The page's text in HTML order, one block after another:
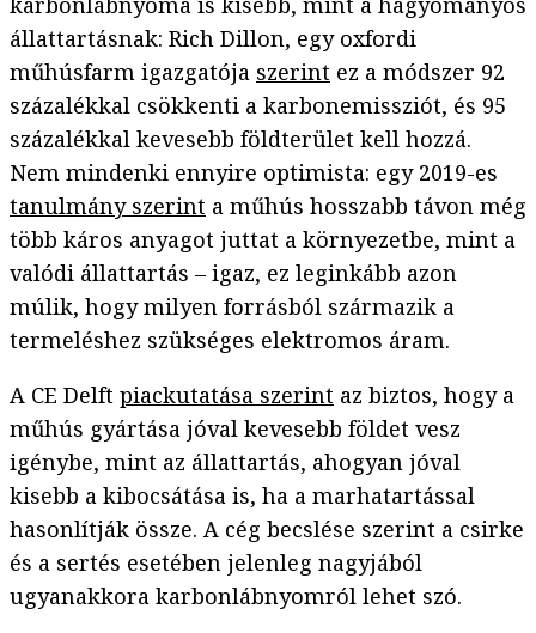
állattartásnak: Rich Dillon, egy oxfordi
műhúsfarm igazgatója szerint ez a módszer 92
százalékkal csökkenti a karbonemissziót, és 95
százalékkal kevesebb földterület kell hozzá.
Nem mindenki ennyire optimista: egy 2019-es
tanulmány szerint a műhús hosszabb távon még
több káros anyagot juttat a környezetbe, mint a
valódi állattartás – igaz, ez leginkább azon
múlik, hogy milyen forrásból származik a
termeléshez szükséges elektromos áram.
A CE Delft piackutatása szerint az biztos, hogy a
műhús gyártása jóval kevesebb földet vesz
igénybe, mint az állattartás, ahogyan jóval
kisebb a kibocsátása is, ha a marhatartással
hasonlítják össze. A cég becslése szerint a csirke
és a sertés esetében jelenleg nagyjából
ugyanakkora karbonlábnyomról lehet szó.